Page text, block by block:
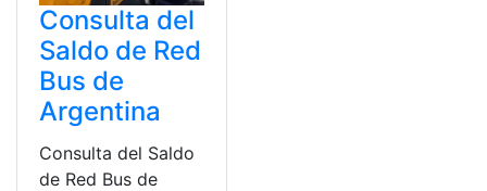
Consulta del
Saldo de Red
Bus de
Argentina
Consulta del Saldo
de Red Bus de